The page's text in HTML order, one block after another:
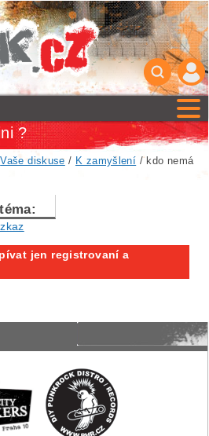
?
Vaše diskuse / K zamyšlení / kdo nemá
jen registrovaní a